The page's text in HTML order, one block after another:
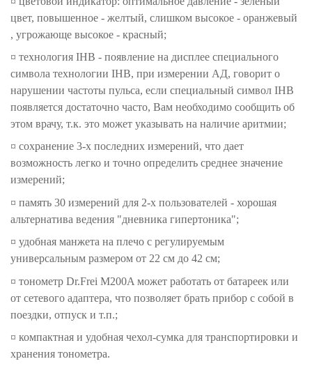
цвет, повышенное - желтый, слишком высокое - оранжевый
, угрожающе высокое - красный;
¤ технология IHB - появление на дисплее специального
символа технологии IHB, при измерении АД, говорит о
нарушении частоты пульса, если специальный символ IHB
появляется достаточно часто, Вам необходимо сообщить об
этом врачу, т.к. это может указывать на наличие аритмии;
¤ сохранение 3-х последних измерений, что дает
возможность легко и точно определить среднее значение
измерений;
¤ память 30 измерений для 2-х пользователей - хорошая
альтернатива ведения "дневника гипертоника";
¤ удобная манжета на плечо с регулируемым
универсальным размером от 22 см до 42 см;
¤ тонометр Dr.Frei M200A может работать от батареек или
от сетевого адаптера, что позволяет брать прибор с собой в
поездки, отпуск и т.п.;
¤ компактная и удобная чехол-сумка для транспортировки и
хранения тонометра.